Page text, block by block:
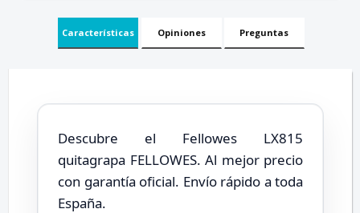
Características Opiniones Preguntas
Descubre el Fellowes LX815
quitagrapa FELLOWES. Al mejor precio
con garantía oficial. Envío rápido a toda
España.